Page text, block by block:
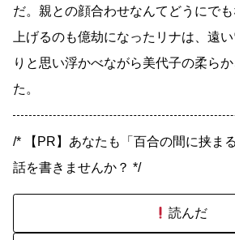
だ。親との顔合わせなんてどうにで
上げるのも億劫になったリナは、遠
りと思い浮かべながら美代子の柔ら
た。
/* 【PR】あなたも「百合の間に挟ま
話を書きませんか？ */
読んだ